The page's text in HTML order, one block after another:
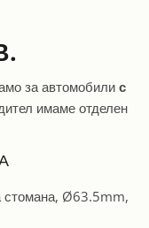
ROVER TD5
за автомобили с
имаме отделен
стомана, Ø63.5mm,